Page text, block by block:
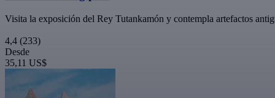
Visita la exposición del Rey Tutankamón y contempla artefactos
4,4 (233)
Desde
35,11 US$